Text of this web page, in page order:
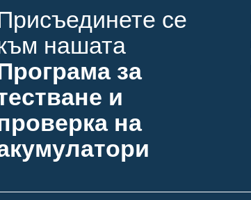
се
нашата
за
и
на